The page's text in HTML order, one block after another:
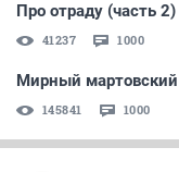
Про отраду (часть 2)
41237 1000
Мирный
145841 1000